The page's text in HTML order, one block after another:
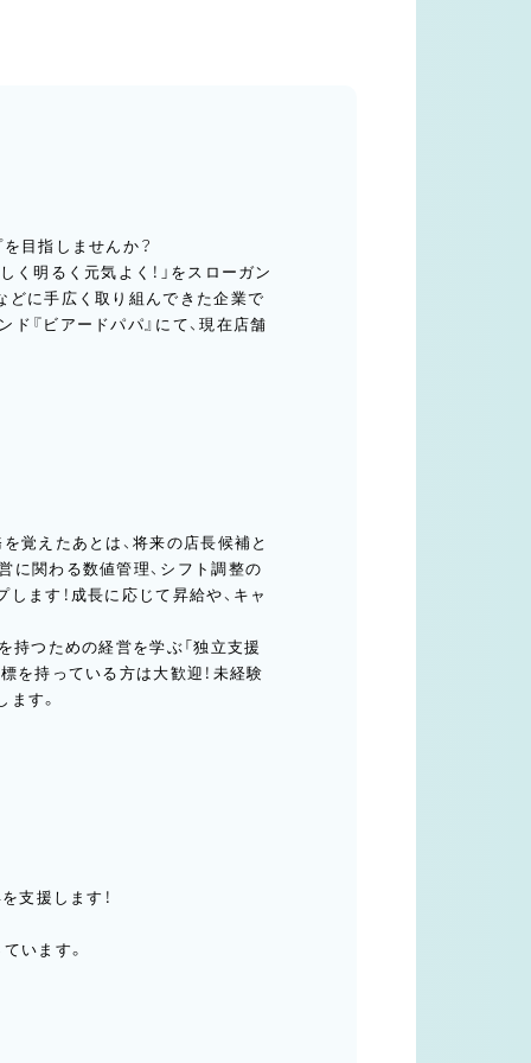
目指しませんか？
く明るく元気よく！」をスローガン
どに手広く取り組んできた企業で
『ビアードパパ』にて、現在店舗
覚えたあとは、将来の店長候補と
に関わる数値管理、シフト調整の
ます！成長に応じて昇給や、キャ
持つための経営を学ぶ「独立支援
を持っている方は大歓迎！未経験
す。
支援します！
います。